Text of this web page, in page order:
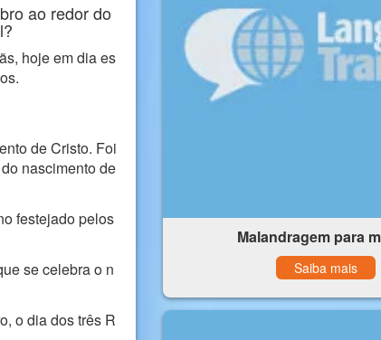
ao redor do
hoje em dia es
de Cristo. Foi
nascimento de
festejado pelos
se celebra o n
o dia dos três R
Malandragem para
Saiba mais